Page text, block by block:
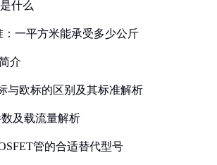
什么
：一平方米能承受多少公斤
介
与欧标的区别及其标准解析
及载流量解析
管的合适替代型号